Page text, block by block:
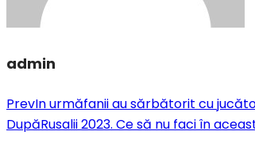
admin
PrevIn urmăfanii au sărbătorit cu
DupăRusalii 2023. Ce să nu faci în